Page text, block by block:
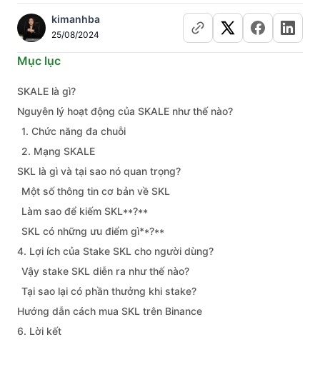
kimanhba
25/08/2024
Mục lục
SKALE là gì?
Nguyên lý hoạt động của SKALE như thế nào?
1. Chức năng đa chuỗi
2. Mạng SKALE
SKL là gì và tại sao nó quan trọng?
Một số thông tin cơ bản về SKL
Làm sao để kiếm SKL**?**
SKL có những ưu điểm gì**?**
4. Lợi ích của Stake SKL cho người dùng?
Vậy stake SKL diễn ra như thế nào?
Tại sao lại có phần thưởng khi stake?
Hướng dẫn cách mua SKL trên Binance
6. Lời kết